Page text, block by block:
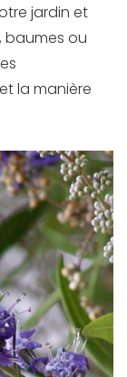
jardin et
baumes ou
la manière